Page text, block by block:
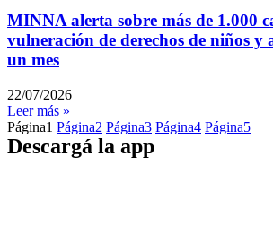
MINNA alerta sobre más de 1.000
vulneración de derechos de niños y
un mes
22/07/2026
Leer más »
Página1 Página2 Página3 Página4 Página5
Descargá la app